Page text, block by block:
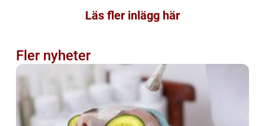
Läs fler inlägg här
Fler nyheter